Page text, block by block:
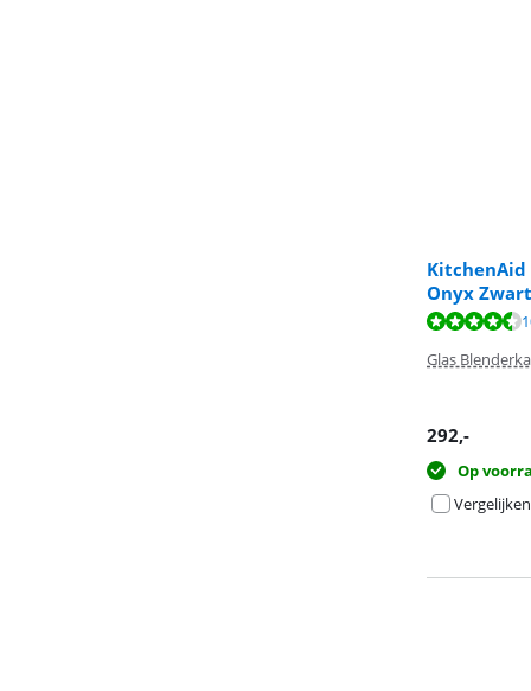
KitchenAid
Onyx Zwart
Beoordeling is
Glas
292,-
Op
Vergelijken
Beoordeling is
Beoordeling is